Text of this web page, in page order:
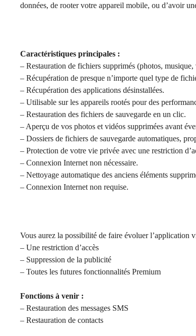
données, de rooter votre appareil mobile, ou d’avoir
Caractéristiques principales :
– Restauration de fichiers supprimés (photos, musique,
– Récupération de presque n’importe quel type de
– Récupération des applications désinstallées.
– Utilisable sur les appareils rootés pour des
– Restauration des fichiers de sauvegarde en un clic.
– Aperçu de vos photos et vidéos supprimées avant
– Dossiers de fichiers de sauvegarde automatiques,
– Protection de votre vie privée avec une restriction
– Connexion Internet non nécessaire.
– Nettoyage automatique des anciens éléments
– Connexion Internet non requise.
Vous aurez la possibilité de faire évoluer l’application
– Une restriction d’accès
– Suppression de la publicité
– Toutes les futures fonctionnalités Premium
Fonctions à venir :
– Restauration des messages SMS
– Restauration de contacts